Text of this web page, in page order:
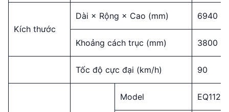
Kích thước
Dài × Rộng × Cao (mm) 6940 x
Khoảng cách trục (mm) 3800
Tốc độ cực đại (km/h) 90
Model